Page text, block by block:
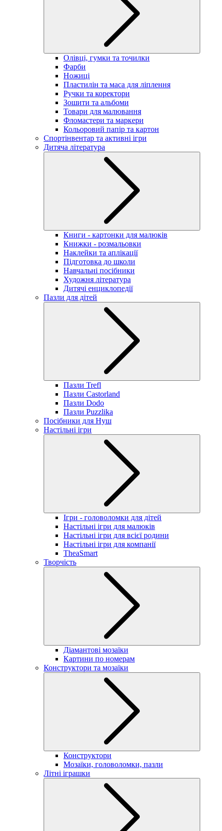
Олівці, гумки та точилки
Фарби
Ножиці
Пластилін та маса для ліплення
Ручки та коректори
Зошити та альбоми
Товари для малювання
Фломастери та маркери
Кольоровий папір та картон
Спортінвентар та активні ігри
Дитяча література
Книги - картонки для малюків
Книжки - розмальовки
Наклейки та аплікації
Підготовка до школи
Навчальні посібники
Художня література
Дитячі енциклопедії
Пазли для дітей
Пазли Trefl
Пазли Castorland
Пазли Dodo
Пазли Puzzlika
Посібники для Нуш
Настільні ігри
Ігри - головоломки для дітей
Настільні ігри для малюків
Настільні ігри для всієї родини
Настільні ігри для компанії
TheaSmart
Творчість
Діамантові мозаїки
Картини по номерам
Конструктори та мозаїки
Конструктори
Мозаїки, головоломки, пазли
Літні іграшки